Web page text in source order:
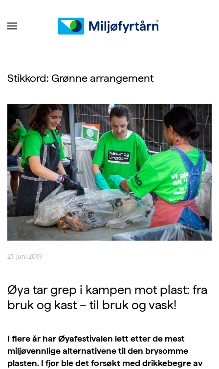
Stikkord: Grønne arrangement
21. juni 2019
Øya tar grep i kampen mot plast: fra
bruk og kast – til bruk og vask!
I flere år har Øyafestivalen lett etter de mest
miljøvennlige alternativene til den brysomme
plasten. I fjor ble det forsøkt med drikkebegre av